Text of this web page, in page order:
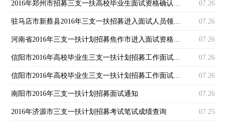
2016年郑州市招募三支一扶高校毕业生面试资格确认通知 07.26
驻马店市新蔡县2016年三支一扶招募进入面试人员领取面试通知单通知 07.26
河南省2016年三支一扶计划招募焦作市进入面试资格确认人员名单公告 07.26
信阳市2016年高校毕业生三支一扶计划招募工作面试公告 07.26
信阳市2016年高校毕业生三支一扶计划招募工作面试应试者须知 07.26
南阳市2016年三支一扶计划招募面试通知 07.26
2016年济源市三支一扶计划招募考试笔试成绩查询 07.25